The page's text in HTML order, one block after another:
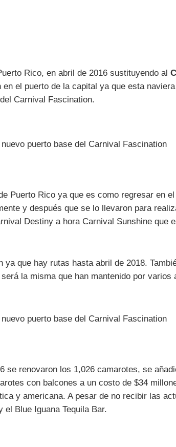
Rico, en abril de 2016 sustituyendo al
el puerto de la capital ya que esta
Carnival Fascination.
Puerto Rico ya que es como regresar en
y después que se lo llevaron para
Destiny a hora Carnival Sunshine
que hay rutas hasta abril de 2018.
la misma que han mantenido por
renovaron los 1,026 camarotes, se
con balcones a un costo de $34
y americana. A pesar de no recibir las
Blue Iguana Tequila Bar.